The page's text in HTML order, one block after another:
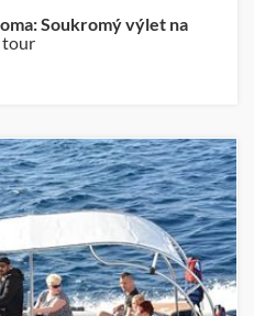
Soukromý výlet na
tour